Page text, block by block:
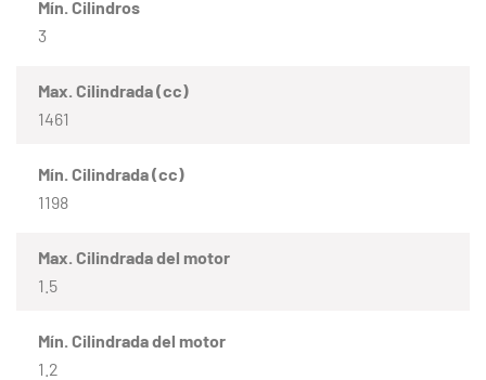
Mín. Cilindros
3
Max. Cilindrada (cc)
1461
Mín. Cilindrada (cc)
1198
Max. Cilindrada del motor
1.5
Mín. Cilindrada del motor
1.2